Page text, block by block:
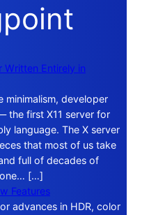
Written Entirely in
minimalism, developer
the first X11 server for
language. The X server
that most of us take
full of decades of
[…]
Features
advances in HDR, color